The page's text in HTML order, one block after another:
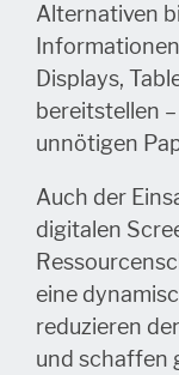
Alternativen
Displays,
bereitstellen
unnötigen
Auch der
digitalen
eine
reduzieren
und schaffen